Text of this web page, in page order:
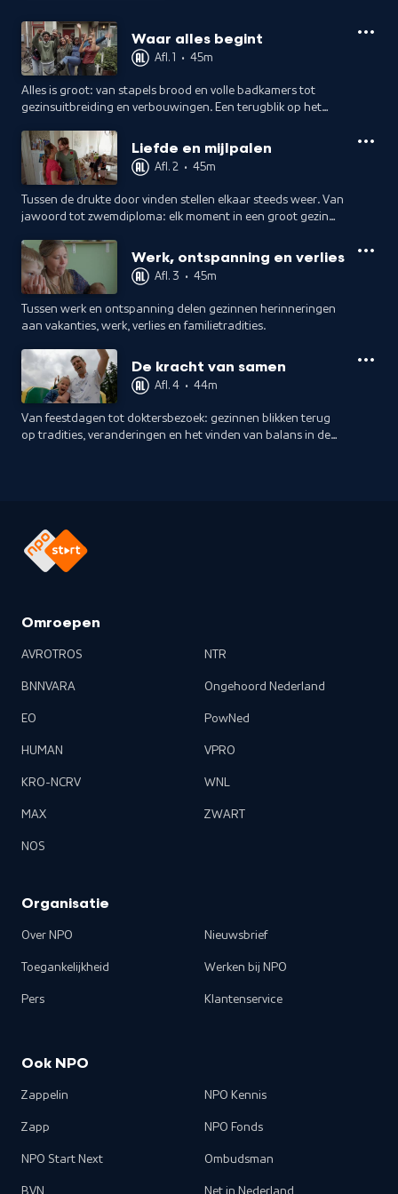
Waar alles begint
Afl. 1 • 45m
Alles is groot: van stapels brood en volle badkamers tot
gezinsuitbreiding en verbouwingen. Een terugblik op het
Liefde en mijlpalen
Afl. 2 • 45m
Tussen de drukte door vinden stellen elkaar steeds weer. Van
jawoord tot zwemdiploma: elk moment in een groot gezin
Werk, ontspanning en verlies
Afl. 3 • 45m
Tussen werk en ontspanning delen gezinnen herinneringen
aan vakanties, werk, verlies en familietradities.
De kracht van samen
Afl. 4 • 44m
Van feestdagen tot doktersbezoek: gezinnen blikken terug
op tradities, veranderingen en het vinden van balans in de
Omroepen
AVROTROS
BNNVARA
EO
HUMAN
KRO-NCRV
MAX
NOS
NTR
Ongehoord Nederland
PowNed
VPRO
WNL
ZWART
Organisatie
Over NPO
Toegankelijkheid
Pers
Nieuwsbrief
Werken bij NPO
Klantenservice
Ook NPO
Zappelin
Zapp
NPO Start Next
BVN
NPO Kennis
NPO Fonds
Ombudsman
Net in Nederland